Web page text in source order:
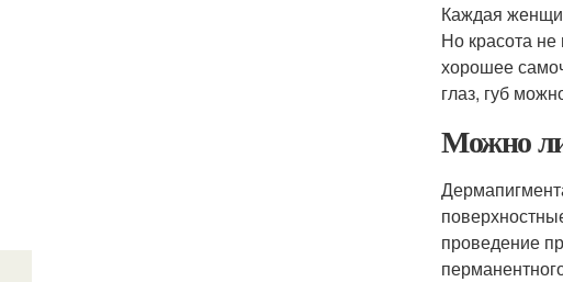
Каждая
Но красота
хорошее
глаз, губ
Можно
проведение